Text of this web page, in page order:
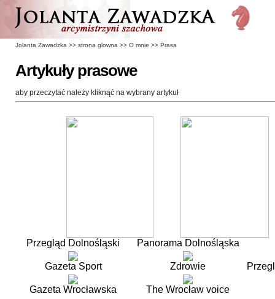
Jolanta Zawadzka >> strona glowna >> O mnie >> Prasa
Artykuły prasowe
aby przeczytać należy kliknąć na wybrany artykuł
Przegląd Dolnośląski Panorama Dolnośląska
Gazeta Sport Zdrowie
Gazeta Wrocławska The Wrocław voice